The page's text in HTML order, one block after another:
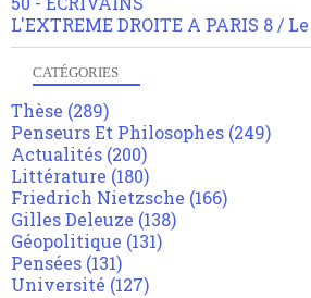
L'EXTREME DROITE A PARIS 8 /
CATÉGORIES
Thèse (289)
Penseurs Et Philosophes (249)
Actualités (200)
Littérature (180)
Friedrich Nietzsche (166)
Gilles Deleuze (138)
Géopolitique (131)
Pensées (131)
Université (127)